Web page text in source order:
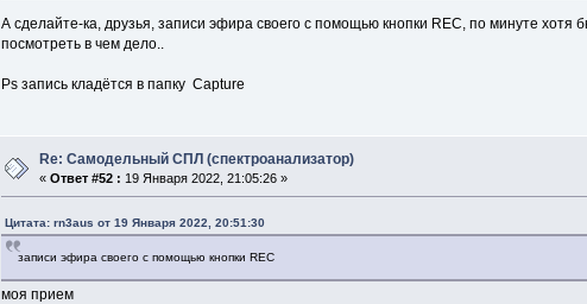
А сделайте-ка, друзья, записи эфира своего с помощью кнопки REC, по минуте
посмотреть в чем дело..
Ps запись кладётся в папку Capture
Re: Самодельный СПЛ (спектроанализатор)
«Ответ #52 : 19 Января 2022, 21:05:26 »
Цитата: rn3aus от 19 Января 2022, 20:51:30
записи эфира своего с помощью кнопки REC
моя прием